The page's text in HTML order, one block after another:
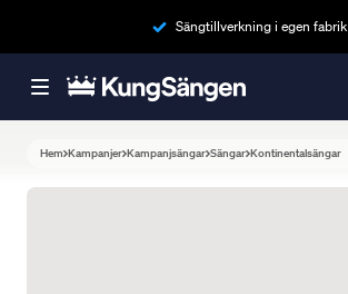
Sängtillverkning i egen fabrik
Hem Kampanjer Kampanjsängar Sängar Kontinentalsängar